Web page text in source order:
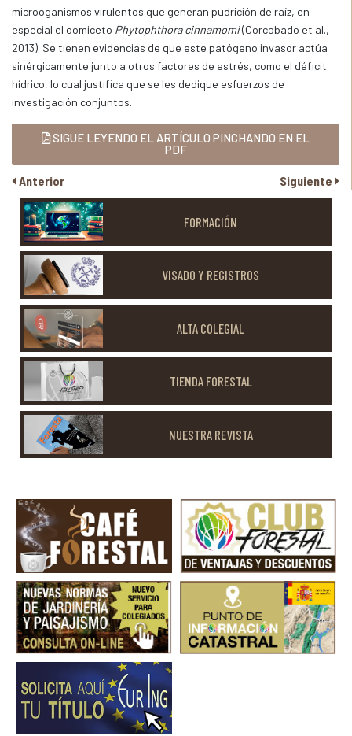
microoganismos virulentos que generan pudrición de raíz, en
especial el oomiceto Phytophthora cinnamomi(Corcobado et al.,
2013). Se tienen evidencias de que este patógeno invasor actúa
sinérgicamente junto a otros factores de estrés, como el déficit
hídrico, lo cual justifica que se les dedique esfuerzos de
investigación conjuntos.
SIGUE LEYENDO EL ARTÍCULO PINCHANDO EN EL
PDF
Anterior Siguiente
FORMACIÓN
VISADO Y REGISTROS
ALTA COLEGIAL
TIENDA FORESTAL
NUESTRA REVISTA